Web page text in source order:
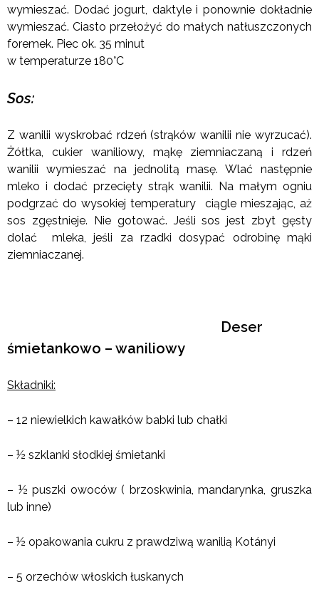
wymieszać. Dodać jogurt, daktyle i ponownie dokładnie
wymieszać. Ciasto przełożyć do małych natłuszczonych
foremek. Piec ok. 35 minut
w temperaturze 180°C
Sos:
Z wanilii wyskrobać rdzeń (strąków wanilii nie wyrzucać).
Żółtka, cukier waniliowy, mąkę ziemniaczaną i rdzeń
wanilii wymieszać na jednolitą masę. Wlać następnie
mleko i dodać przecięty strąk wanilii. Na małym ogniu
podgrzać do wysokiej temperatury ciągle mieszając, aż
sos zgęstnieje. Nie gotować. Jeśli sos jest zbyt gęsty
dolać mleka, jeśli za rzadki dosypać odrobinę mąki
ziemniaczanej.
Deser
śmietankowo – waniliowy
Składniki:
– 12 niewielkich kawałków babki lub chałki
– ½ szklanki słodkiej śmietanki
– ½ puszki owoców ( brzoskwinia, mandarynka, gruszka
lub inne)
– ½ opakowania cukru z prawdziwą wanilią Kotányi
– 5 orzechów włoskich łuskanych